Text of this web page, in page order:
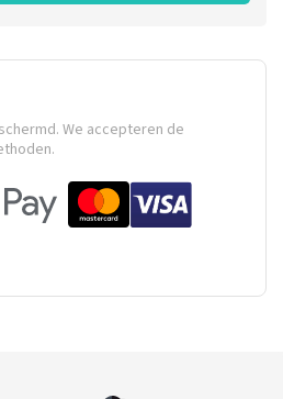
We accepteren de